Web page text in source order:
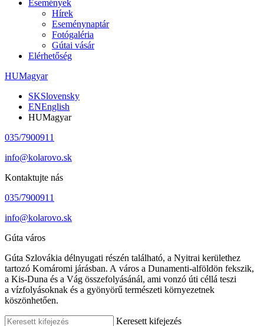
Események
Hírek
Eseménynaptár
Fotógaléria
Gútai vásár
Elérhetőség
HUMagyar
SKSlovensky
ENEnglish
HUMagyar
035/7900911
info@kolarovo.sk
Kontaktujte nás
035/7900911
info@kolarovo.sk
Gúta város
Gúta Szlovákia délnyugati részén található, a Nyitrai kerülethez
tartozó Komáromi járásban. A város a Dunamenti-alföldön fekszik,
a Kis-Duna és a Vág összefolyásánál, ami vonzó úti céllá teszi
a vízfolyásoknak és a gyönyörű természeti környezetnek
köszönhetően.
Keresett kifejezés